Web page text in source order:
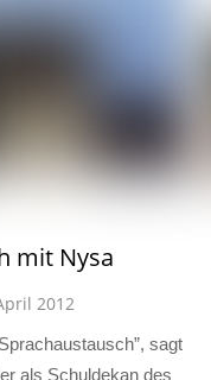
mit Nysa
2012
sagt
als Schuldekan des